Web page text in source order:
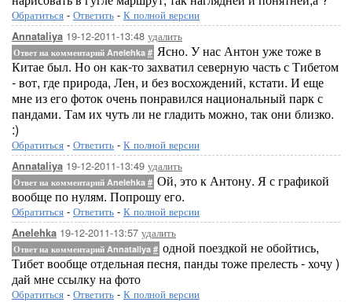
Обратиться - Ответить - К полной версии
Annataliya 19-12-2011-13:48 удалить
Ответ на комментарий Anelehka # Ясно. У нас Антон уже тоже в
Китае был. Но он как-то захватил северную часть с Тибетом
- вот, где природа, Лен, и без восхождений, кстати. И еще
мне из его фоток очень понравился национальный парк с
пандами. Там их чуть ли не гладить можно, так они близко.
:)
Обратиться - Ответить - К полной версии
Annataliya 19-12-2011-13:49 удалить
Ответ на комментарий Anelehka # Ой, это к Антону. Я с графикой
вообще по нулям. Попрошу его.
Обратиться - Ответить - К полной версии
Anelehka 19-12-2011-13:57 удалить
Ответ на комментарий Annataliya # одной поездкой не обойтись,
Тибет вообще отдельная песня, панды тоже прелесть - хочу )
дай мне ссылку на фото
Обратиться - Ответить - К полной версии